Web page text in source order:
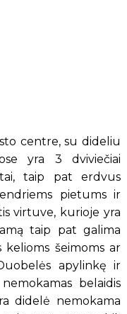
centre, su dideliu
yra 3 dviviečiai
taip pat erdvus
pietums ir
virtuve, kurioje yra
taip pat galima
kelioms šeimoms ar
apylinkę ir
belaidis
didelė nemokama